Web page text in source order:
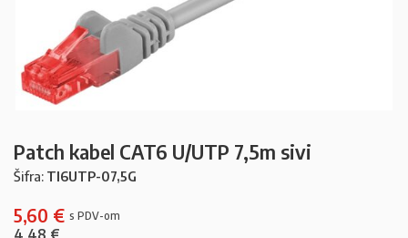
Patch kabel CAT6 U/UTP 7,5m sivi
Šifra: TI6UTP-07,5G
5,60 €
4,48 €